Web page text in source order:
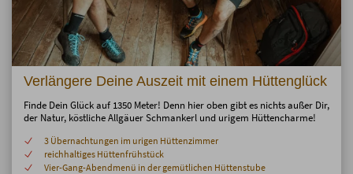
Verlängere Deine Auszeit mit einem Hüttenglück
Finde Dein Glück auf 1350 Meter! Denn hier oben gibt es nichts außer Dir,
der Natur, köstliche Allgäuer Schmankerl und urigem Hüttencharme!
3 Übernachtungen im urigen Hüttenzimmer
reichhaltiges Hüttenfrühstück
Vier-Gang-Abendmenü in der gemütlichen Hüttenstube